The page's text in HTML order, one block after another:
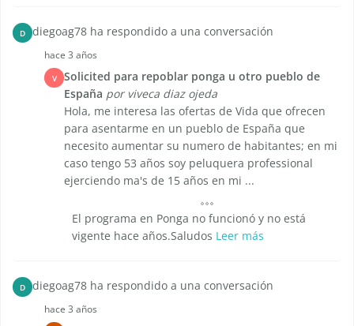
D diegoag78 ha respondido a una conversación
hace 3 años
V
Solicited para repoblar ponga u otro pueblo de
España por viveca diaz ojeda
Hola, me interesa las ofertas de Vida que ofrecen
para asentarme en un pueblo de España que
necesito aumentar su numero de habitantes; en mi
caso tengo 53 años soy peluquera professional
ejerciendo ma's de 15 años en mi ...
El programa en Ponga no funcionó y no está
vigente hace años.Saludos Leer más
D diegoag78 ha respondido a una conversación
hace 3 años